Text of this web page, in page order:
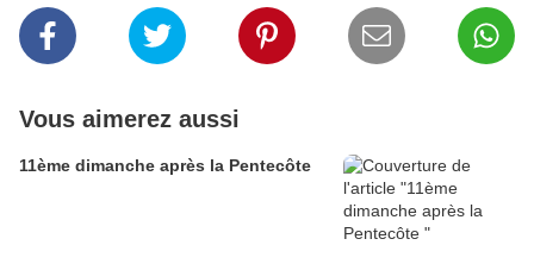
Vous aimerez aussi
11ème dimanche après la Pentecôte